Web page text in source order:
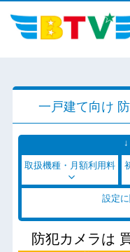
一戸建て向け
取扱機種・月額利用料
設定
防犯カメラは